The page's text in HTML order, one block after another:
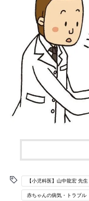
【小児科医】山中龍宏 先生
赤ちゃんの病気・トラブル